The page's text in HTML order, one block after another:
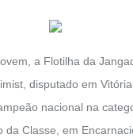
a Flotilha da
disputado em
nacional na
Classe, em